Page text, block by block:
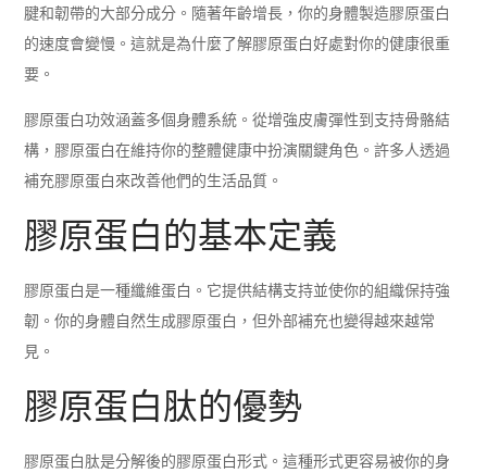
腱和韌帶的大部分成分。隨著年齡增長，你的身體製造膠原蛋白
的速度會變慢。這就是為什麼了解膠原蛋白好處對你的健康很重
要。
膠原蛋白功效涵蓋多個身體系統。從增強皮膚彈性到支持骨骼結
構，膠原蛋白在維持你的整體健康中扮演關鍵角色。許多人透過
補充膠原蛋白來改善他們的生活品質。
膠原蛋白的基本定義
膠原蛋白是一種纖維蛋白。它提供結構支持並使你的組織保持強
韌。你的身體自然生成膠原蛋白，但外部補充也變得越來越常
見。
膠原蛋白肽的優勢
膠原蛋白肽是分解後的膠原蛋白形式。這種形式更容易被你的身